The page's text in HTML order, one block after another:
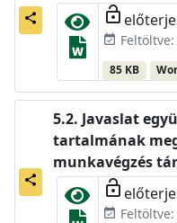
share lock_open
event_available
85 KB
share
Javaslat
tartalmának
munkavégzés
lock_open
event_available